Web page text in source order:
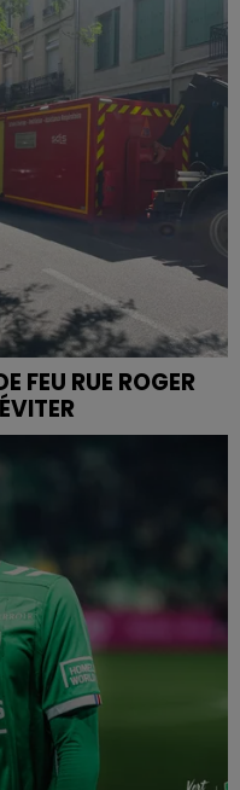
FEU RUE ROGER